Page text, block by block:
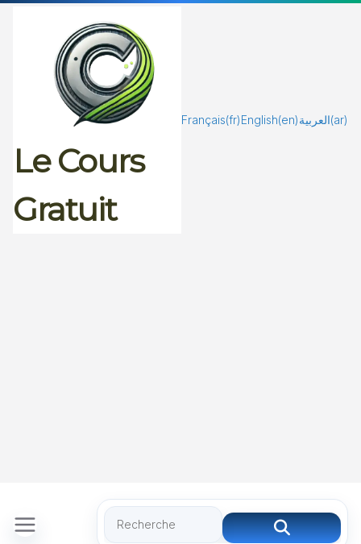
Le Cours
Gratuit
Français(fr) English(en)العربية(ar)